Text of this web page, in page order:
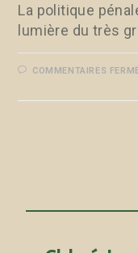
La politique
lumière du très
COMMENTAIRES